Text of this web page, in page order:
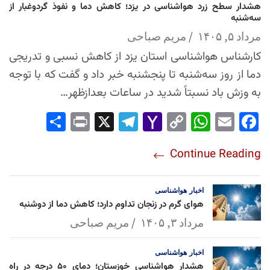
هشدار سطح زرد هواشناسی در یزد؛ کاهش دما و نفوذ گردوغبار از
سه‌شنبه
مرداد ۵, ۱۴۰۵ مریم صباحی
کارشناس هواشناسی استان یزد از کاهش نسبی و تدریجی
دما از روز سه‌شنبه تا پنجشنبه خبر داد و گفت که با توجه
به وزش باد نسبتاً شدید در ساعات بعدازظهر…
Fac
ok
Em
Wh
Ap
p
Co
Lin
k
Yah
l
Tel
Pri
Continue Reading
اخبار هواشناسی
هوای گرم در زنجان تداوم دارد؛ کاهش دما از دوشنبه
مرداد ۳, ۱۴۰۵ مریم صباحی
اخبار هواشناسی
هشدار هواشناسی خوزستان؛ دمای ۵۰ درجه در راه